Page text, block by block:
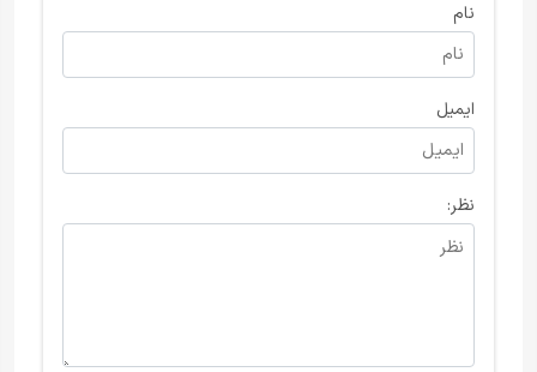
نام
ایمیل
نظر: